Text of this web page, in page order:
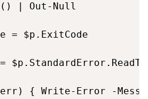
| Out-Null
= $p.ExitCode
{ Write-Error -